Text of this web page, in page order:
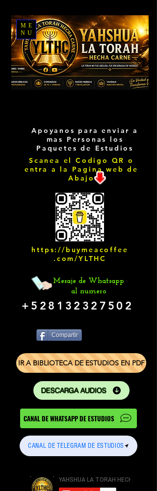
Apoyanos para enviar a
mas Personas los
Paquetes de Estudios
Scanea el Codigo QR o
entra a la Pagina web de
Abajo
https://buymeacoffee
.com/YLTHC
Mesaje de Whatsapp
al numero
+528132327502
Compartir
IR A BIBLIOTECA DE ESTUDIOS EN PDF
DESCARGA AUDIOS
CANAL DE WHATSAPP DE ESTUDIOS
CANAL DE TELEGRAM DE ESTUDIOS
ME
NU